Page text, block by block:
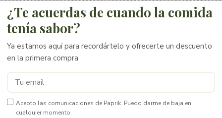
¿Te acuerdas de cuando la comida
tenía sabor?
Ya estamos aquí para recordártelo y ofrecerte un descuento
en la primera compra
Acepto las comunicaciones de Paprik. Puedo darme de baja en
cualquier momento.